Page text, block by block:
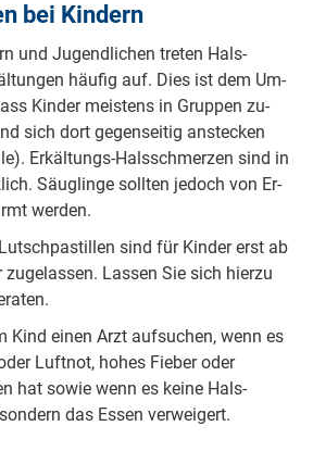
bei Kin­dern
und Ju­gend­li­chen tre­ten Hals­
häu­fig auf. Dies ist dem Um­
Kin­der meis­tens in Grup­pen zu­
sich dort ge­gen­sei­tig an­ste­cken
Er­käl­tungs-Hals­schmer­zen sind in
Säug­lin­ge soll­ten je­doch von Er­
wer­den.
sind für Kin­der erst ab
Las­sen Sie sich hier­zu
Kind einen Arzt auf­su­chen, wenn es
Luft­not, ho­hes Fie­ber oder
hat sowie wenn es kei­ne Hals­
das Es­sen ver­wei­gert.